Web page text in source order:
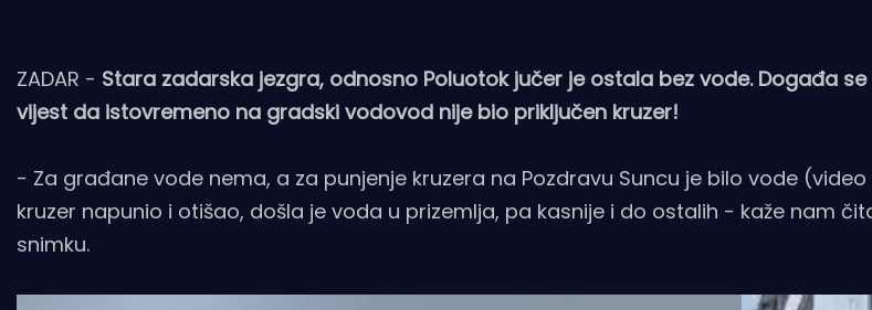
ZADAR - Stara zadarska jezgra, odnosno Poluotok jučer je ostala bez vode. Događa
vijest da istovremeno na gradski vodovod nije bio priključen kruzer!
- Za građane vode nema, a za punjenje kruzera na Pozdravu Suncu je bilo vode
kruzer napunio i otišao, došla je voda u prizemlja, pa kasnije i do ostalih - kaže nam
snimku.